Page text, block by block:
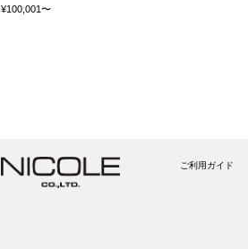
¥100,001〜
ご利用ガイド